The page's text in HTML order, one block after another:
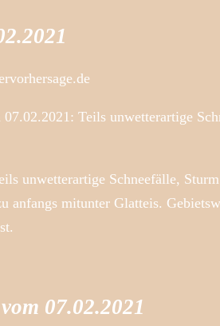
Teils unwetterartige
unwetterartige Schneefälle,
anfangs mitunter Glatteis.
07.02.2021